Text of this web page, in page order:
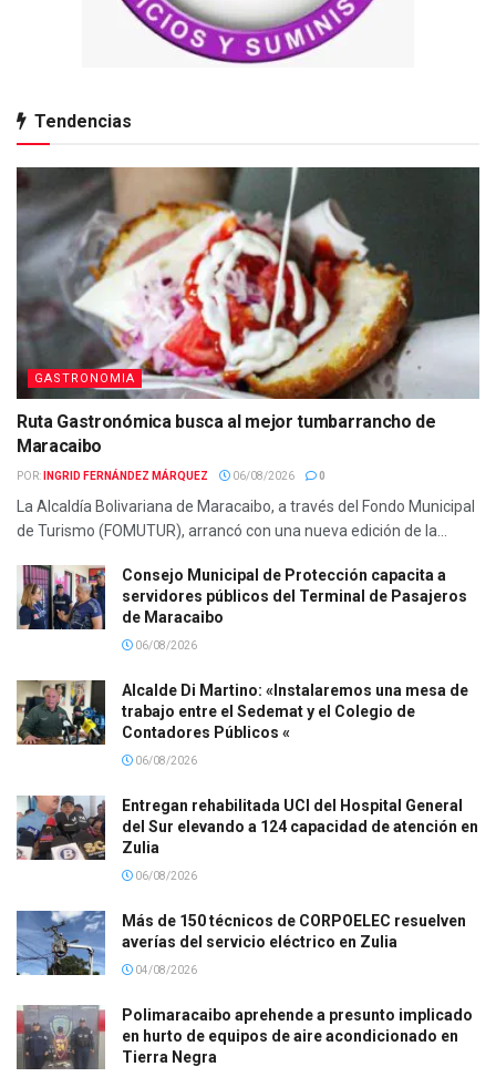
Tendencias
GASTRONOMIA
Ruta Gastronómica busca al mejor tumbarrancho de
Maracaibo
POR: INGRID FERNÁNDEZ MÁRQUEZ 06/08/2026 0
La Alcaldía Bolivariana de Maracaibo, a través del Fondo Municipal
de Turismo (FOMUTUR), arrancó con una nueva edición de la...
Consejo Municipal de Protección capacita a
servidores públicos del Terminal de Pasajeros
de Maracaibo
06/08/2026
Alcalde Di Martino: «Instalaremos una mesa de
trabajo entre el Sedemat y el Colegio de
Contadores Públicos «
06/08/2026
Entregan rehabilitada UCI del Hospital General
del Sur elevando a 124 capacidad de atención en
Zulia
06/08/2026
Más de 150 técnicos de CORPOELEC resuelven
averías del servicio eléctrico en Zulia
04/08/2026
Polimaracaibo aprehende a presunto implicado
en hurto de equipos de aire acondicionado en
Tierra Negra